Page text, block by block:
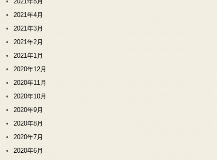
2021年4月
2021年3月
2021年2月
2021年1月
2020年12月
2020年11月
2020年10月
2020年9月
2020年8月
2020年7月
2020年6月